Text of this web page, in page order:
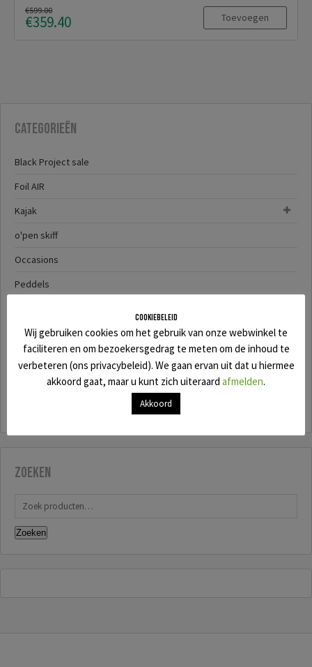
€599.00
€359.40 Toevoegen
Categorieën
Black Project sale
Foil AIR
Kajak
o'pen skiff
Occasions
Peddels
SUP
Zoeken
Zoeken
Cookiebeleid
Wij gebruiken cookies om het gebruik van onze webwinkel te
faciliteren en om bezoekersgedrag te meten om de inhoud te
verbeteren (ons privacybeleid). We gaan ervan uit dat u hiermee
akkoord gaat, maar u kunt zich uiteraard afmelden.
Akkoord